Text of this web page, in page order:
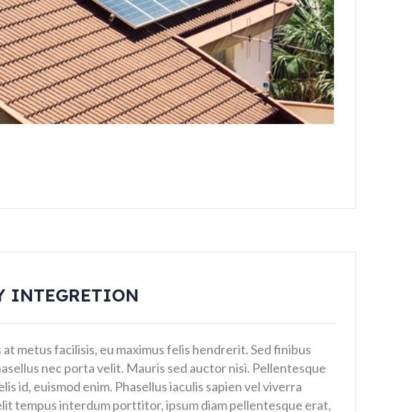
INTEGRETION
metus facilisis, eu maximus felis hendrerit. Sed finibus
nec porta velit. Mauris sed auctor nisi. Pellentesque
id, euismod enim. Phasellus iaculis sapien vel viverra
tempus interdum porttitor, ipsum diam pellentesque erat,